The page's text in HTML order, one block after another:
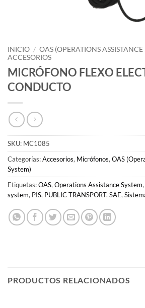
INICIO / OAS (OPERATIONS ASSISTANCE
ACCESORIOS
MICRÓFONO FLEXO
CONDUCTO
SKU: MC1085
Categorías:Accesorios, Micrófonos,OAS
System)
Etiquetas:OAS,Operations Assistance System,
system, PIS, PUBLIC TRANSPORT,SAE,
PRODUCTOS RELACIONADOS